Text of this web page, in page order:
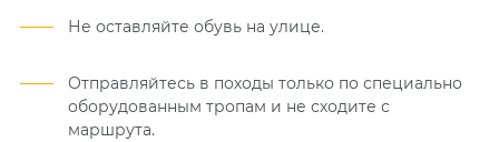
Не оставляйте обувь на улице.
Отправляйтесь в походы только по специально
оборудованным тропам и не сходите с
маршрута.